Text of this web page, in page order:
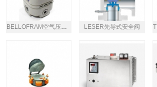
LESER先导式安全阀